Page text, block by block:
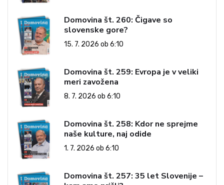
Domovina št. 260: Čigave so
slovenske gore?
15. 7. 2026 ob 6:10
Domovina št. 259: Evropa je v veliki
meri zavožena
8. 7. 2026 ob 6:10
Domovina št. 258: Kdor ne sprejme
naše kulture, naj odide
1. 7. 2026 ob 6:10
Domovina št. 257: 35 let Slovenije –